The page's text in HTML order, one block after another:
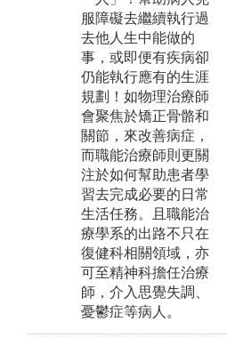
服障礙去繼續執行過
去他人生中能做的
事，或即便有疾病卻
仍能執行應有的生涯
規劃！如物理治療師
會聚焦於矯正骨骼和
關節，來改善病症，
而職能治療師則更關
注於如何幫助患者學
習去完成必要的日常
生活任務。且職能治
療學系的出路不只在
復健科相關領域，亦
可至精神科擔任治療
師，介入思覺失調、
憂鬱症等病人。